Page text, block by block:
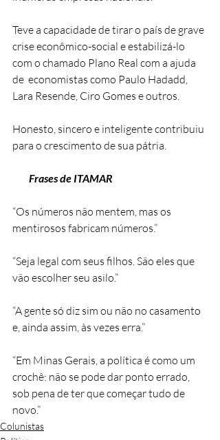
Teve a capacidade de tirar o país de grave
crise econômico-social e estabilizá-lo
com o chamado Plano Real com a ajuda
de  economistas como Paulo Hadadd,
Lara Resende, Ciro Gomes e outros.
Honesto, sincero e inteligente contribuiu
para o crescimento de sua pátria.
Frases de ITAMAR
“Os números não mentem, mas os
mentirosos fabricam números.”
“Seja legal com seus filhos. São eles que
vão escolher seu asilo.”
“A gente só diz sim ou não no casamento
e, ainda assim, às vezes erra.”
“Em Minas Gerais, a política é como um
crochê: não se pode dar ponto errado,
sob pena de ter que começar tudo de
novo.”
Colunistas